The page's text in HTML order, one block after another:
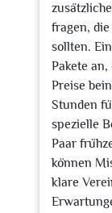
fragen,
sollten.
Pakete
Preise
Stunden
spezielle
Paar
können
klare